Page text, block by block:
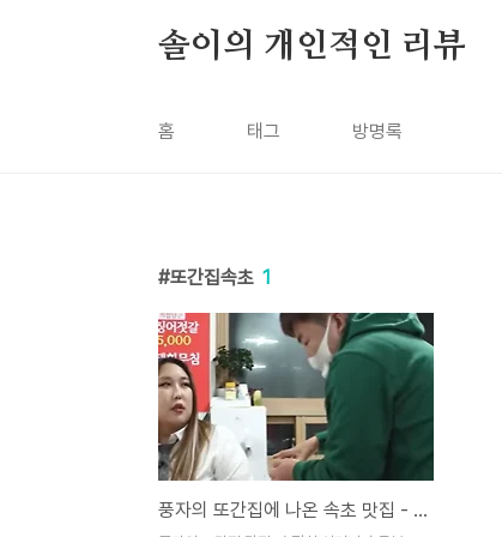
솔이의 개인적인 리뷰
홈 태그 방명록
또간집속초 1
풍자의 또간집에 나온 속초 맛집 - 송정희 어머니 순두부